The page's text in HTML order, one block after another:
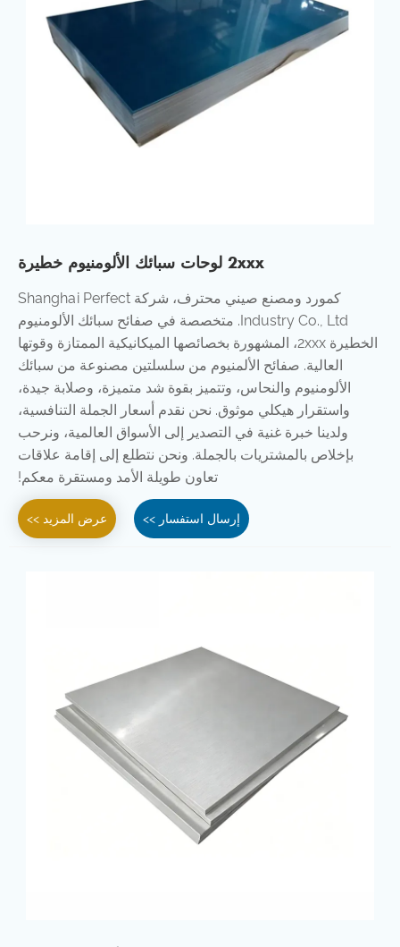
2xxx لوحات سبائك الألومنيوم خطيرة
كمورد ومصنع صيني محترف، شركة Shanghai Perfect
Industry Co., Ltd. متخصصة في صفائح سبائك الألومنيوم
الخطيرة 2xxx، المشهورة بخصائصها الميكانيكية الممتازة وقوتها
العالية. صفائح الألمنيوم من سلسلتين مصنوعة من سبائك
الألومنيوم والنحاس، وتتميز بقوة شد متميزة، وصلابة جيدة،
واستقرار هيكلي موثوق. نحن نقدم أسعار الجملة التنافسية،
ولدينا خبرة غنية في التصدير إلى الأسواق العالمية، ونرحب
بإخلاص بالمشتريات بالجملة. ونحن نتطلع إلى إقامة علاقات
تعاون طويلة الأمد ومستقرة معكم!
عرض المزيد >> إرسال استفسار >>